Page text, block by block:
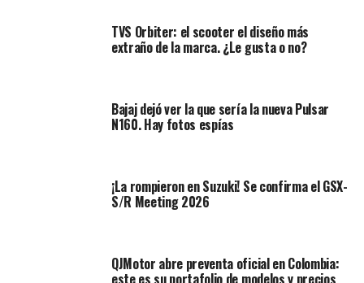
campamento El Jabalí, donde se llevaría a cabo la
inauguración oficial del evento; desafortunadamente no
algunos participantes y miembros de prensa.
ramifica atravesando parte del estado deQuerétaroy
forma lo que se conoce como la
mexicana, a punto de desaparecer, la cual fue
TVS Orbiter: el scooter el diseño más
extraño de la marca. ¿Le gusta o no?
Bajaj dejó ver la que sería la nueva Pulsar
N160. Hay fotos espías
¡La rompieron en Suzuki! Se confirma el GSX-
S/R Meeting 2026
QJMotor abre preventa oficial en Colombia: